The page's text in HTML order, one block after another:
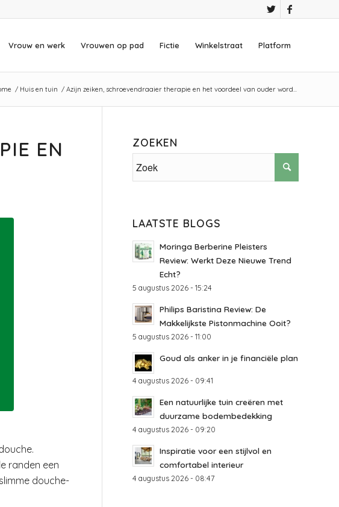
Vrouw en werk Vrouwen op pad Fictie Winkelstraat Platform
/ Huis en tuin / Azijn zeiken, schroevendraaier therapie en het voordeel van ouder word...
EN
randen een
douche-
ZOEKEN
LAATSTE BLOGS
Moringa Berberine Pleisters
Review: Werkt Deze Nieuwe Trend
Echt?
5 augustus 2026 - 15:24
Philips Baristina Review: De
Makkelijkste Pistonmachine Ooit?
5 augustus 2026 - 11:00
Goud als anker in je financiële plan
4 augustus 2026 - 09:41
Een natuurlijke tuin creëren met
duurzame bodembedekking
4 augustus 2026 - 09:20
Inspiratie voor een stijlvol en
comfortabel interieur
4 augustus 2026 - 08:47